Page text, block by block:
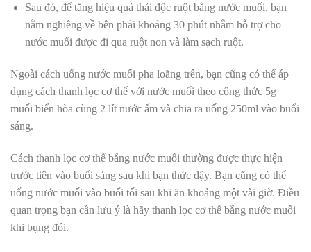
Sau đó, để tăng hiệu quả thải độc ruột bằng nước muối, bạn
nằm nghiêng về bên phải khoảng 30 phút nhằm hỗ trợ cho
nước muối được đi qua ruột non và làm sạch ruột.
Ngoài cách uống nước muối pha loãng trên, bạn cũng có thể áp
dụng cách thanh lọc cơ thể với nước muối theo công thức 5g
muối biển hòa cùng 2 lít nước ấm và chia ra uống 250ml vào buổi
sáng.
Cách thanh lọc cơ thể bằng nước muối thường được thực hiện
trước tiên vào buổi sáng sau khi bạn thức dậy. Bạn cũng có thể
uống nước muối vào buổi tối sau khi ăn khoảng một vài giờ. Điều
quan trọng bạn cần lưu ý là hãy thanh lọc cơ thể bằng nước muối
khi bụng đói.